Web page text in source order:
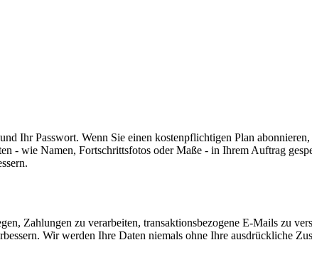
Ihr Passwort. Wenn Sie einen kostenpflichtigen Plan
- wie Namen, Fortschrittsfotos oder Maße - in Ihrem Auftrag
Zahlungen zu verarbeiten, transaktionsbezogene E-Mails zu
Wir werden Ihre Daten niemals ohne Ihre ausdrückliche